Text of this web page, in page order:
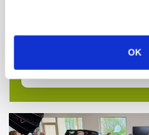
OK
9670, Løgstør